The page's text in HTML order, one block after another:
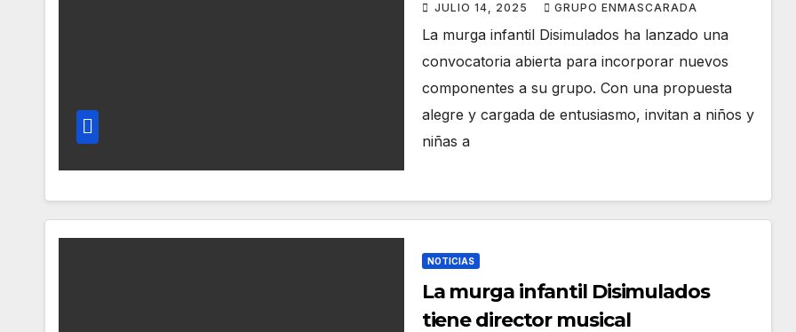
JULIO 14, 2025 GRUPO ENMASCARADA
La murga infantil Disimulados ha lanzado una
convocatoria abierta para incorporar nuevos
componentes a su grupo. Con una propuesta
alegre y cargada de entusiasmo, invitan a niños y
niñas a
NOTICIAS
La murga infantil Disimulados
tiene director musical